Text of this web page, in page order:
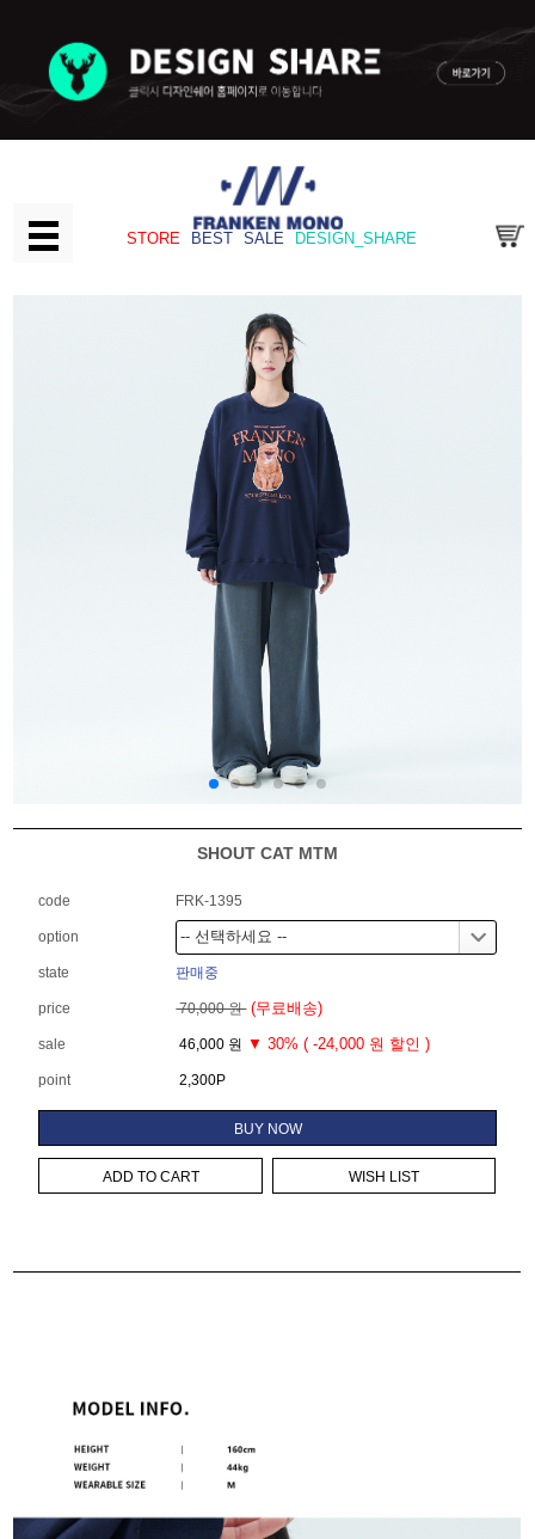
STORE BEST SALE DESIGN_SHARE
SHOUT CAT MTM
code FRK-1395
option
state 판매중
price 70,000 원 (무료배송)
sale 46,000 원 ▼ 30% ( -24,000 원 할인 )
point 2,300P
BUY NOW
ADD TO CART WISH LIST